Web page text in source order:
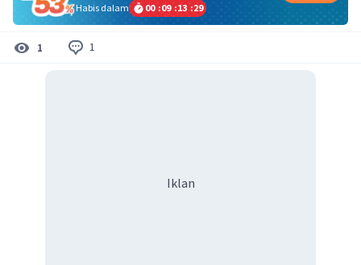
Habis dalam
00 :09 :13 :28
1 1
Iklan